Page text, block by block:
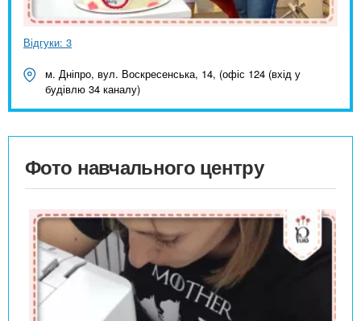
Відгуки: 3
м. Дніпро, вул. Воскресенська, 14, (офіс 124 (вхід у
будівлю 34 каналу)
Фото навчального центру